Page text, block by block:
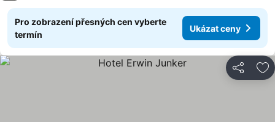
Pro zobrazení přesných cen vyberte
termín
Ukázat ceny
Sdílet